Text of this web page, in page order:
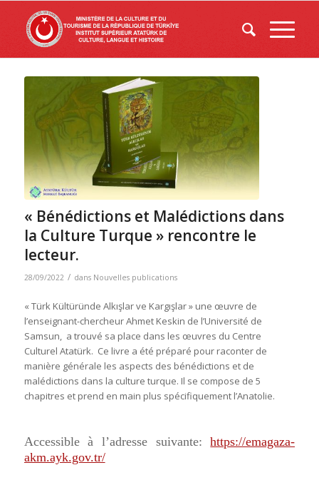
« Bénédictions et Malédictions dans
la Culture Turque » rencontre le
lecteur.
28/09/2022 / dans Nouvelles publications
« Türk Kültüründe Alkışlar ve Kargışlar » une œuvre de
l’enseignant-chercheur Ahmet Keskin de l’Université de
Samsun, a trouvé sa place dans les œuvres du Centre
Culturel Atatürk. Ce livre a été préparé pour raconter de
manière générale les aspects des bénédictions et de
malédictions dans la culture turque. Il se compose de 5
chapitres et prend en main plus spécifiquement l’Anatolie.
Accessible à l’adresse suivante:https://emagaza-
akm.ayk.gov.tr/